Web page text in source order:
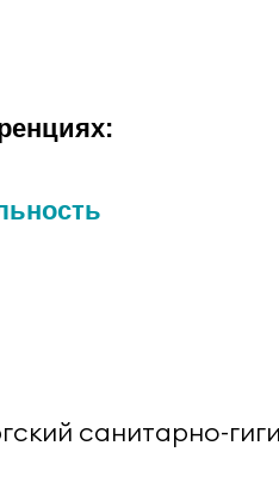
санитарно-